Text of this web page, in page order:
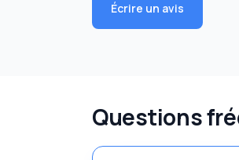
Écrire un avis
Questions